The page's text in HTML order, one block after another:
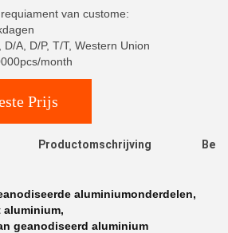
van custome:
A, D/P, T/T, Western Union
month
Prijs
Productomschrijving
aluminiumonderdelen,
aluminium,
geanodiseerd aluminium